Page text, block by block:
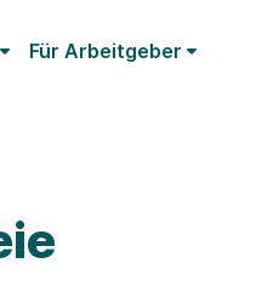
Für Arbeitgeber